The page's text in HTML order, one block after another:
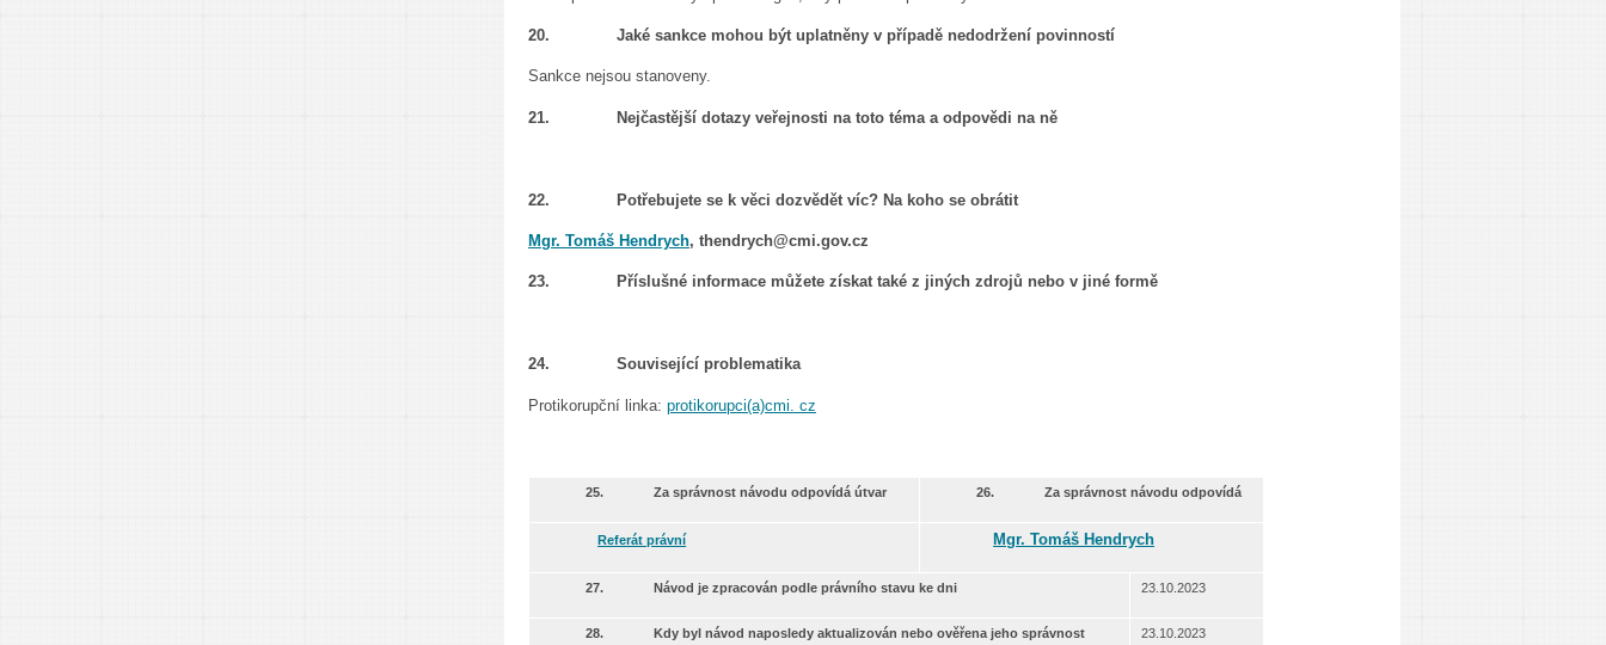
20. Jaké sankce mohou být uplatněny v případě nedodržení povinností
Sankce nejsou stanoveny.
21. Nejčastější dotazy veřejnosti na toto téma a odpovědi na ně
22. Potřebujete se k věci dozvědět víc? Na koho se obrátit
Mgr. Tomáš Hendrych, thendrych@cmi.gov.cz
23. Příslušné informace můžete získat také z jiných zdrojů nebo v jiné formě
24. Související problematika
Protikorupční linka: protikorupci(a)cmi. cz
25. Za správnost návodu odpovídá útvar 26. Za správnost návodu odpovídá
Referát právní Mgr. Tomáš Hendrych
27. Návod je zpracován podle právního stavu ke dni 23.10.2023
28. Kdy byl návod naposledy aktualizován nebo ověřena jeho správnost 23.10.2023